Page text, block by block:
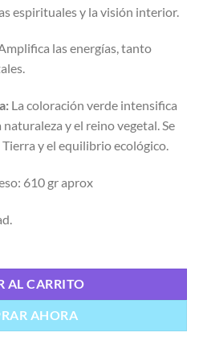
espirituales y la visión interior.
las energías, tanto
La coloración verde intensifica
y el reino vegetal. Se
y el equilibrio ecológico.
610 gr aprox
AL CARRITO
AHORA